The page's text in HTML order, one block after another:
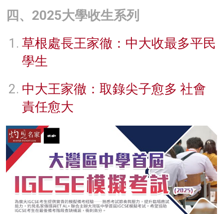
四、2025大學收生系列
草根處長王家徹：中大收最多平民
學生
中大王家徹：取錄尖子愈多 社會
責任愈大